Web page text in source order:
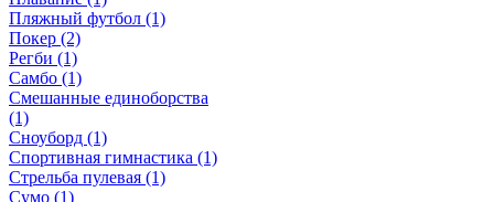
Пляжный футбол (1)
Покер (2)
Регби (1)
Самбо (1)
Смешанные единоборства
(1)
Сноуборд (1)
Спортивная гимнастика (1)
Стрельба пулевая (1)
Сумо (1)